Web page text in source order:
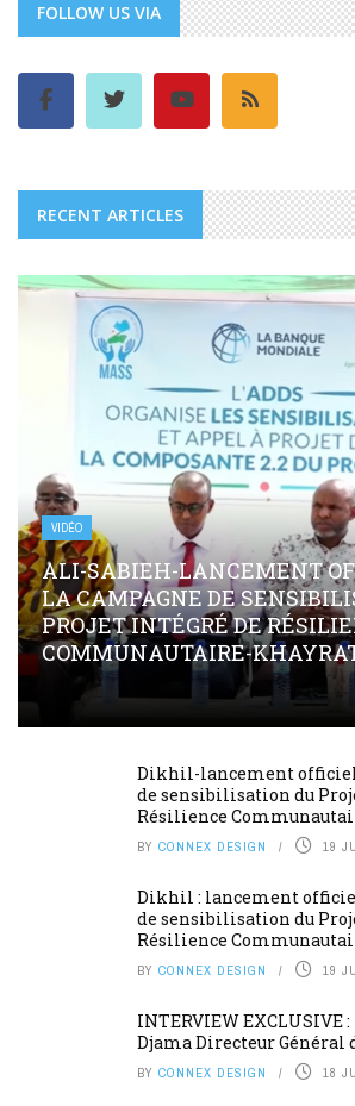
FOLLOW US VIA
RECENT ARTICLES
VIDÉO
ALI-SABIEH-LANCEMENT
LA CAMPAGNE DE
PROJET INTÉGRÉ DE
COMMUNAUTAIRE-
Dikhil-lancement officiel
de sensibilisation du
Résilience
BY CONNEX DESIGN 19
Dikhil : lancement
de sensibilisation du
Résilience
BY CONNEX DESIGN 19
INTERVIEW
Djama Directeur Général
BY CONNEX DESIGN 18